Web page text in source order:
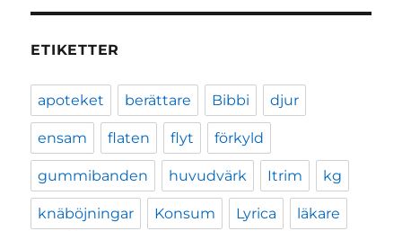
ETIKETTER
apoteket berättare Bibbi djur
ensam flaten flyt förkyld
gummibanden huvudvärk Itrim kg
knäböjningar Konsum Lyrica läkare